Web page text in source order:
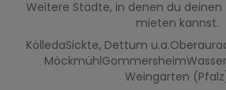
Weitere Städte, in denen du
mieten kannst.
KölledaSickte, Dettum u.a.
MöckmühlGommersheim
Weingarten